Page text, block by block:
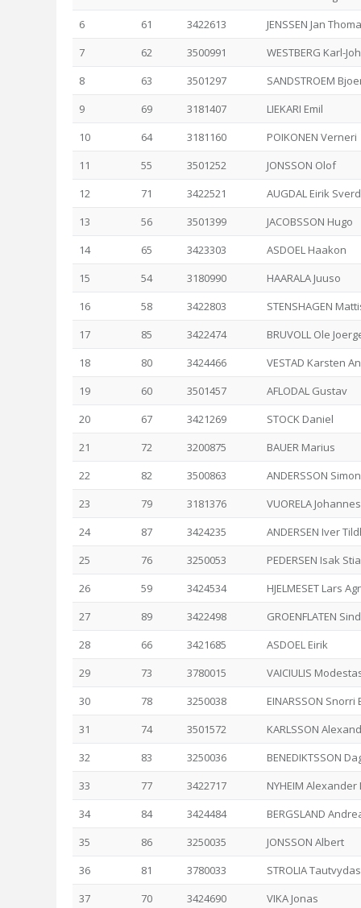
6
61 3422613
JENSSEN Jan
7
62 3500991
WESTBERG Karl-
8
63 3501297
SANDSTROEM
9
69 3181407
LIEKARI Emil
10
64 3181160
POIKONEN Verneri
11
55 3501252
JONSSON Olof
12
71 3422521
AUGDAL Eirik
13
56 3501399
JACOBSSON Hugo
14
65 3423303
ASDOEL Haakon
15
54 3180990
HAARALA Juuso
16
58 3422803
STENSHAGEN
17
85 3422474
BRUVOLL Ole
18
80 3424466
VESTAD Karsten
19
60 3501457
AFLODAL Gustav
20
67 3421269
STOCK Daniel
21
72 3200875
BAUER Marius
22
82 3500863
ANDERSSON Simon
23
79 3181376
VUORELA Johannes
24
87 3424235
ANDERSEN Iver
25
76 3250053
PEDERSEN Isak
26
59 3424534
HJELMESET Lars
27
89 3422498
GROENFLATEN
28
66 3421685
ASDOEL Eirik
29
73 3780015
VAICIULIS
30
78 3250038
EINARSSON Snorri
31
74 3501572
KARLSSON
32
83 3250036
BENEDIKTSSON
33
77 3422717
NYHEIM Alexander
34
84 3424484
BERGSLAND
35
86 3250035
JONSSON Albert
36
81 3780033
STROLIA Tautvydas
37
70 3424690
VIKA Jonas